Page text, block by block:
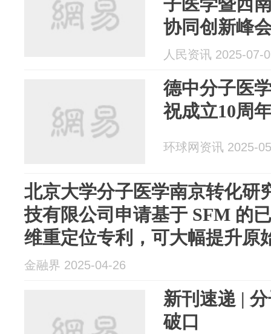
协同创新峰
人民资讯 2025-07-
德中分子医
祝成立10周
环球网资讯 2025-
北京大学分子医学南京转化研
技有限公司申请基于 SFM 的
维重定位专利，可大幅提升原
位速度
金融界 2025-04-26
新刊速递 |
破口